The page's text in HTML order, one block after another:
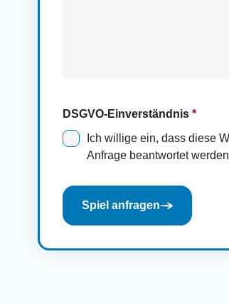
DSGVO-Einverständnis *
Ich willige ein, dass diese
Anfrage beantwortet
Spiel anfragen